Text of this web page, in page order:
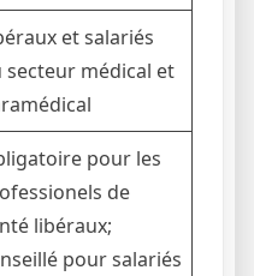
et salariés
secteur médical et
pour les
de
libéraux;
pour salariés